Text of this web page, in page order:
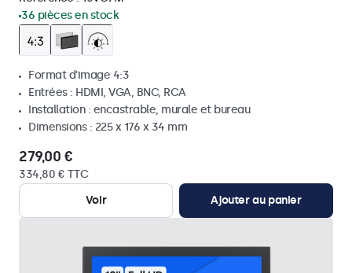
36 pièces en stock
Format d'image 4:3
Entrées : HDMI, VGA, BNC, RCA
Installation : encastrable, murale et bureau
Dimensions : 225 x 176 x 34 mm
279,00 €
334,80 € TTC
Voir
Ajouter au panier